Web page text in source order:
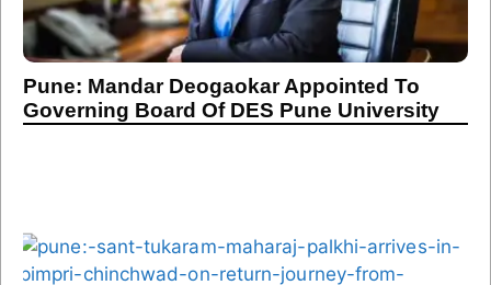
Pune: Mandar Deogaokar Appointed To
Governing Board Of DES Pune University